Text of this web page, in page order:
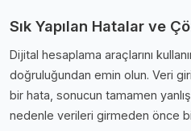
Sık Yapılan Hatalar ve
Dijital hesaplama araçlarını
doğruluğundan emin olun. Veri
bir hata, sonucun tamamen
nedenle verileri girmeden önce